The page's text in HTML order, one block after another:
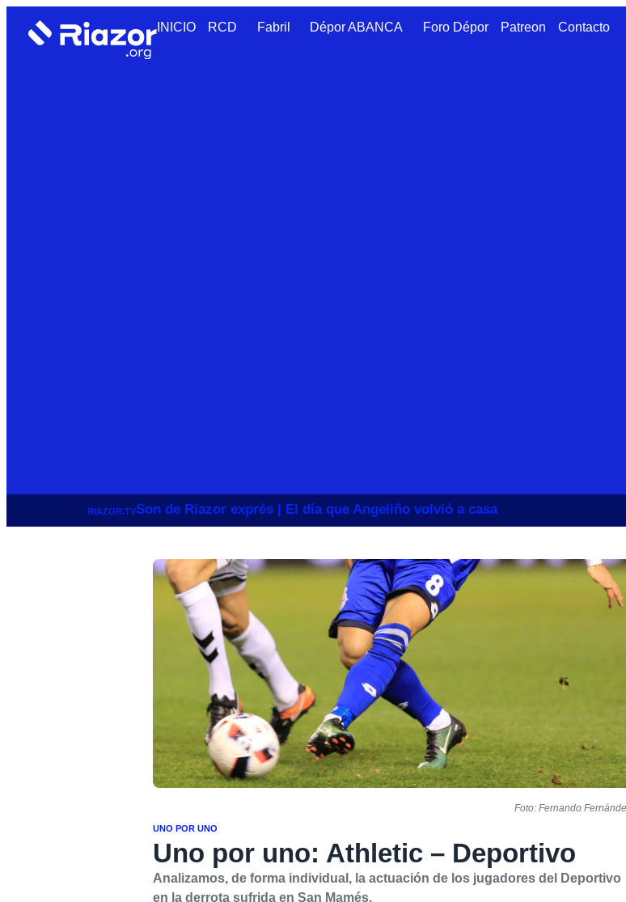
INICIO RCD Fabril Dépor ABANCA Foro Dépor Patreon Contacto
RIAZOR.TVSon de Riazor exprés | El día que Angeliño volvió a casa
Foto: Fernando
UNO POR UNO
Uno por uno: Athletic – Deportivo
Analizamos, de forma individual, la actuación de los jugadores del Deportivo
en la derrota sufrida en San Mamés.